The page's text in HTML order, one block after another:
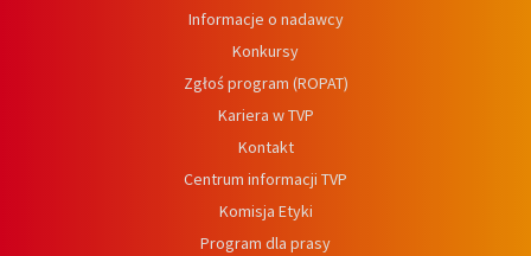
Informacje o nadawcy
Konkursy
Zgłoś program (ROPAT)
Kariera w TVP
Kontakt
Centrum informacji TVP
Komisja Etyki
Program dla prasy